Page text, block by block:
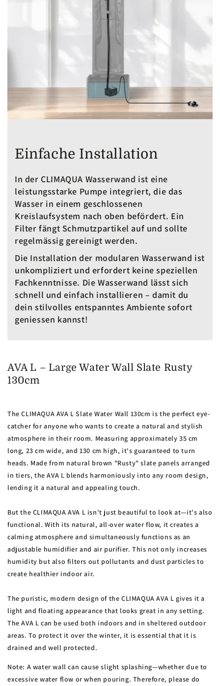
Einfache Installation
In der CLIMAQUA Wasserwand ist eine
leistungsstarke Pumpe integriert, die das
Wasser in einem geschlossenen
Kreislaufsystem nach oben befördert. Ein
Filter fängt Schmutzpartikel auf und sollte
regelmässig gereinigt werden.
Die Installation der modularen Wasserwand ist
unkompliziert und erfordert keine speziellen
Fachkenntnisse. Die Wasserwand lässt sich
schnell und einfach installieren – damit du
dein stilvolles entspanntes Ambiente sofort
geniessen kannst!
AVA L – Large Water Wall Slate Rusty
130cm
The CLIMAQUA AVA L Slate Water Wall 130cm is the perfect eye-
catcher for anyone who wants to create a natural and stylish
atmosphere in their room. Measuring approximately 35 cm
long, 23 cm wide, and 130 cm high, it's guaranteed to turn
heads. Made from natural brown "Rusty" slate panels arranged
in tiers, the AVA L blends harmoniously into any room design,
lending it a natural and appealing touch.
But the CLIMAQUA AVA L isn't just beautiful to look at—it's also
functional. With its natural, all-over water flow, it creates a
calming atmosphere and simultaneously functions as an
adjustable humidifier and air purifier. This not only increases
humidity but also filters out pollutants and dust particles to
create healthier indoor air.
The puristic, modern design of the CLIMAQUA AVA L gives it a
light and floating appearance that looks great in any setting.
The AVA L can be used both indoors and in sheltered outdoor
areas. To protect it over the winter, it is essential that it is
drained and well protected.
Note: A water wall can cause slight splashing—whether due to
excessive water flow or when pouring. Therefore, please do